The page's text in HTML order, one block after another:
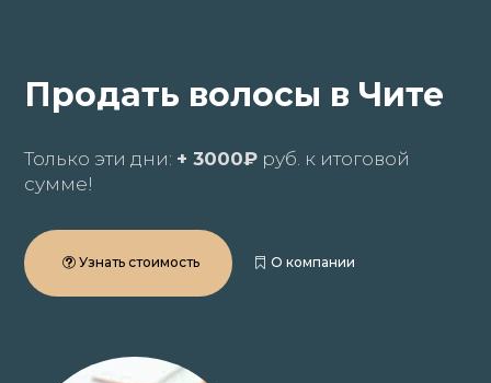
Продать волосы в Чите
Только эти дни: + 3000₽ руб. к итоговой
сумме!
Узнать стоимость О компании